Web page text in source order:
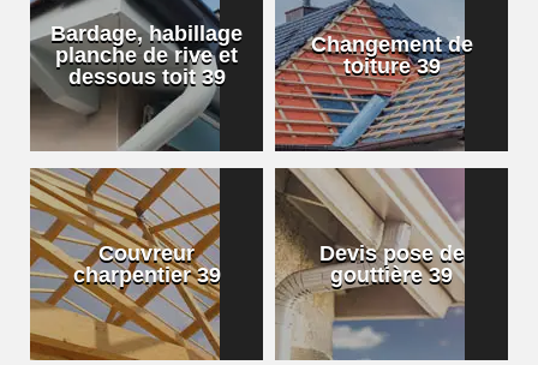
Bardage, habillage
planche de rive et
dessous toit 39
Changement de
toiture 39
Couvreur
charpentier 39
Devis pose de
gouttière 39